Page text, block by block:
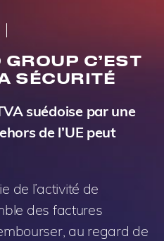
C’EST
SÉCURITÉ
suédoise par une
de l’UE peut
de l’activité de
des factures
au regard de